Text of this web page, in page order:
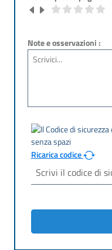
Note e osservazioni :
Ricarica codice